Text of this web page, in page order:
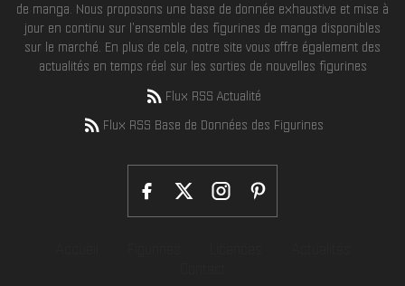
de manga. Nous proposons une base de donnée exhaustive et mise à
jour en continu sur l'ensemble des figurines de manga disponibles
sur le marché. En plus de cela, notre site vous offre également des
actualités en temps réel sur les sorties de nouvelles figurines
Flux RSS Actualité
Flux RSS Base de Données des Figurines